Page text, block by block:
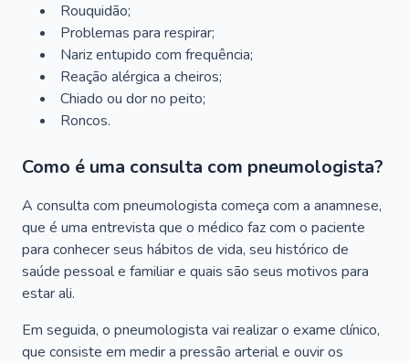
Rouquidão;
Problemas para respirar;
Nariz entupido com frequência;
Reação alérgica a cheiros;
Chiado ou dor no peito;
Roncos.
Como é uma consulta com pneumologista?
A consulta com pneumologista começa com a anamnese,
que é uma entrevista que o médico faz com o paciente
para conhecer seus hábitos de vida, seu histórico de
saúde pessoal e familiar e quais são seus motivos para
estar ali.
Em seguida, o pneumologista vai realizar o exame clínico,
que consiste em medir a pressão arterial e ouvir os